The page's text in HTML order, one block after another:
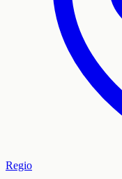
Regio